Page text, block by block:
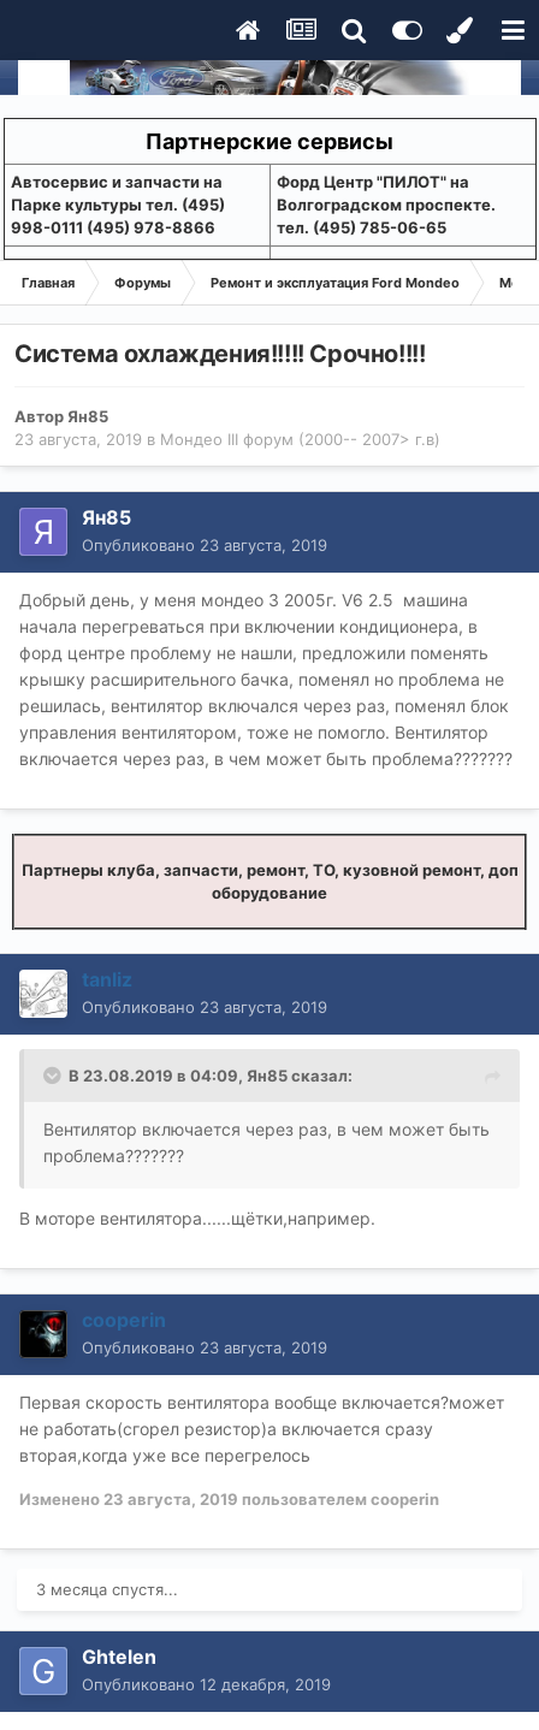
Партнерские сервисы
Aвтосервис и запчасти на
Парке культуры тел. (495)
998-0111 (495) 978-8866
Форд Центр "ПИЛОТ" на
Волгоградском проспекте.
тел. (495) 785-06-65
Главная Форумы Ремонт и эксплуатация Ford Mondeo
Система охлаждения!!!!! Срочно!!!!
Автор Ян85
23 августа, 2019 в Мондео III форум (2000-- 2007> г.в)
Ян85
Опубликовано 23 августа, 2019
Добрый день, у меня мондео 3 2005г. V6 2.5 машина
начала перегреваться при включении кондиционера, в
форд центре проблему не нашли, предложили поменять
крышку расширительного бачка, поменял но проблема не
решилась, вентилятор включался через раз, поменял блок
управления вентилятором, тоже не помогло. Вентилятор
включается через раз, в чем может быть проблема???????
Партнеры клуба, запчасти, ремонт, ТО, кузовной ремонт, доп
оборудование
tanliz
Опубликовано 23 августа, 2019
В 23.08.2019 в 04:09, Ян85сказал:
Вентилятор включается через раз, в чем может быть
проблема???????
В моторе вентилятора......щётки,например.
cooperin
Опубликовано 23 августа, 2019
Первая скорость вентилятора вообще включается?может
не работать(сгорел резистор)а включается сразу
вторая,когда уже все перегрелось
Изменено 23 августа, 2019 пользователем cooperin
3 месяца спустя...
Ghtelen
Опубликовано 12 декабря, 2019